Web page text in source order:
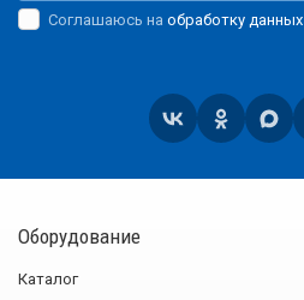
Соглашаюсь на обработку данных
Оборудование
Каталог